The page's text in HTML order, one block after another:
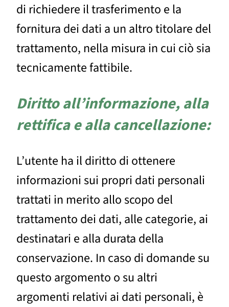
di richiedere il trasferimento e la
fornitura dei dati a un altro titolare del
trattamento, nella misura in cui ciò sia
tecnicamente fattibile.
Diritto all’informazione, alla
rettifica e alla cancellazione:
L’utente ha il diritto di ottenere
informazioni sui propri dati personali
trattati in merito allo scopo del
trattamento dei dati, alle categorie, ai
destinatari e alla durata della
conservazione. In caso di domande su
questo argomento o su altri
argomenti relativi ai dati personali, è